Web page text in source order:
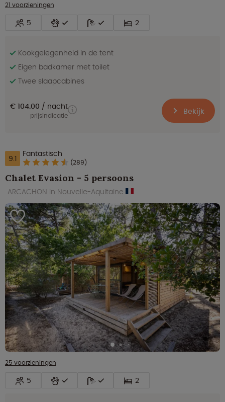
21 voorzieningen
5 2
Kookgelegenheid in de tent
Eigen badkamer met toilet
Twee slaapcabines
€ 104.00 nacht
prijsindicatie Bekijk
9.1 Fantastisch
(289)
Chalet Evasion - 5 persoons
ARCACHON in Nouvelle-Aquitaine
25 voorzieningen
5 2